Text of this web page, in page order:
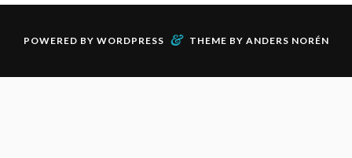
POWERED BY WORDPRESS & THEME BY ANDERS NORÉN